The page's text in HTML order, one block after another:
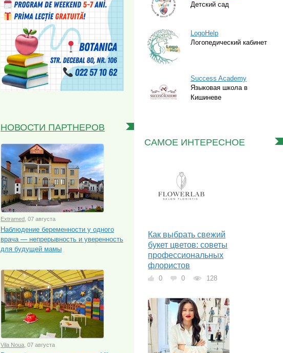
НОВОСТИ ПАРТНЕРОВ
Extramed , 07 августа
Наблюдение беременности у одного
врача — непрерывность и уверенность
для будущей мамы
Vila Noua , 07 августа
Детский сад
LogoHelp
Логопедический кабинет
Success Academy
Языковая школа в
Кишиневе
САМОЕ ИНТЕРЕСНОЕ
Как выбрать свежий
букет цветов: советы
профессиональных
флористов
0 0 128